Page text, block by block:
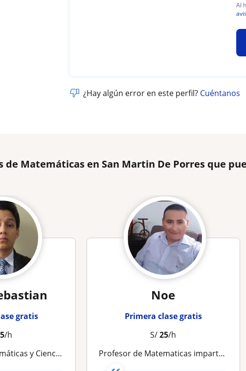
Al
¿Hay algún error en este perfil? Cuéntanos
de Matemáticas en San Martin De Porres que
gratis
/h
para niños y adolescentes
Noe
Primera clase gratis
S/25/h
Profesor de Matematicas imparte clases a niños de todas las edades